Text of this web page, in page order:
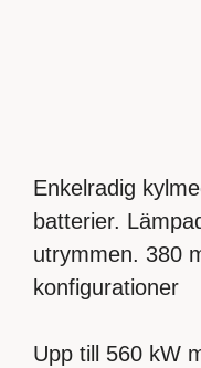
Enkelradig
batterier.
utrymmen. 380
konfigurationer
​Upp till 560 kW